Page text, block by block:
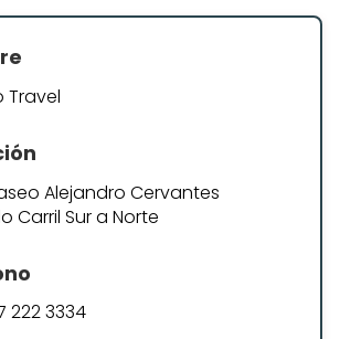
Travel
Alejandro Cervantes
Carril Sur a Norte
222 3334